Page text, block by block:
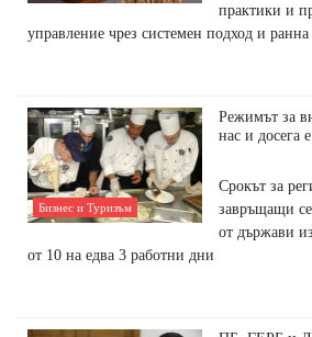
практики и
управление чрез системен подход и
Бизнес и Туризъм
Режимът за
нас и досега
Срокът за
завръщащи
от държави
от 10 на едва 3 работни дни